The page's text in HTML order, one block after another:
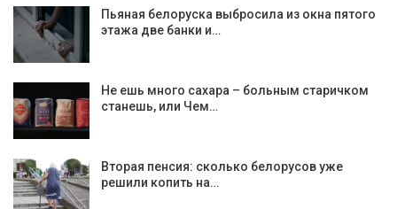
Пьяная белоруска выбросила из окна пятого
этажа две банки и…
Не ешь много сахара – больным старичком
станешь, или Чем…
Вторая пенсия: сколько белорусов уже
решили копить на…